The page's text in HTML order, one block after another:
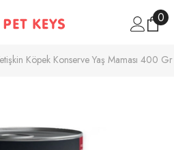
00
Köpek Konserve Yaş Maması 400 Gr